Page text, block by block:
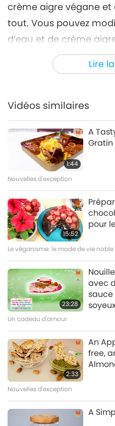
Lire
crème aigre végane
tout. Vous pouvez
d’eau et de crème
l’épaisseur souhaitée.
maintenant utiliser le
des muffins, des crêpes
Recettes
Connectez-vous sur
Vidéos similaires
1:44
A
Gratin
Nouvelles d'exception
15:52
pour
Le véganisme: le mode de vie noble
23:28
avec
Un cadeau d'amour
2:33
An
free,
Nouvelles d'exception
A